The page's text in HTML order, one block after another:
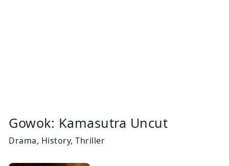
Gowok: Kamasutra Uncut
Drama, History, Thriller